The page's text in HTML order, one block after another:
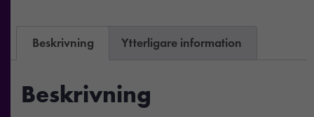
Beskrivning Ytterligare information
Beskrivning